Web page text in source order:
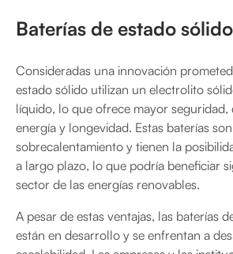
Baterías de estado sólido
Consideradas una innovación
estado sólido utilizan un electrolito
líquido, lo que ofrece mayor seguridad,
energía y longevidad. Estas baterías
sobrecalentamiento y tienen la
a largo plazo, lo que podría beneficiar
sector de las energías renovables.
A pesar de estas ventajas, las baterías
están en desarrollo y se enfrentan a